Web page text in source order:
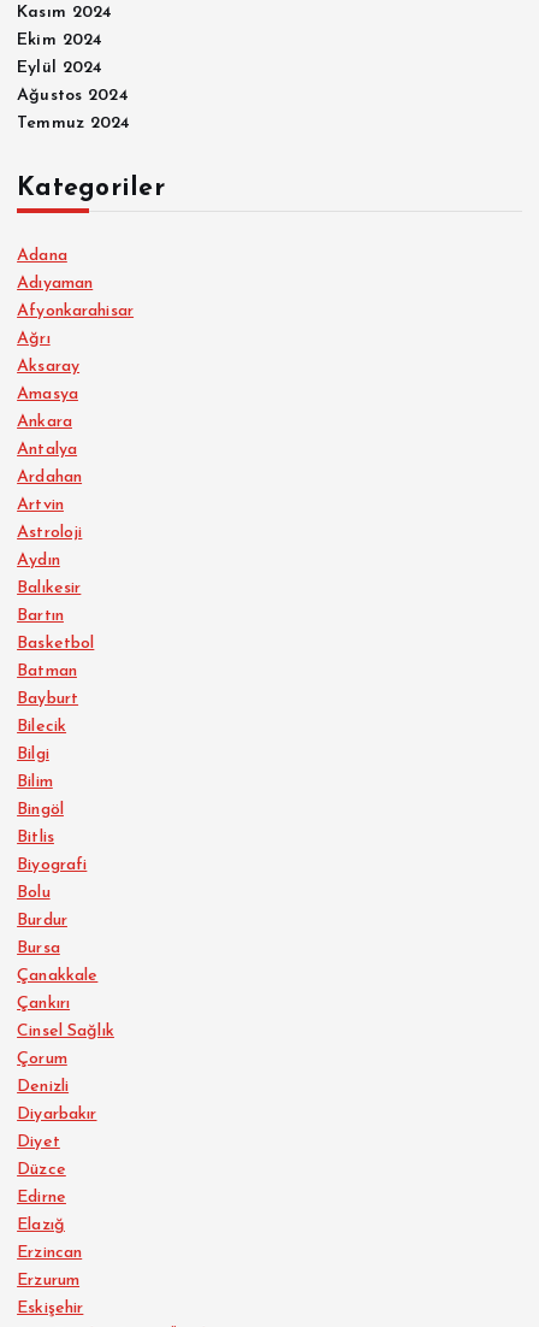
Kasım 2024
Ekim 2024
Eylül 2024
Ağustos 2024
Temmuz 2024
Kategoriler
Adana
Adıyaman
Afyonkarahisar
Ağrı
Aksaray
Amasya
Ankara
Antalya
Ardahan
Artvin
Astroloji
Aydın
Balıkesir
Bartın
Basketbol
Batman
Bayburt
Bilecik
Bilgi
Bilim
Bingöl
Bitlis
Biyografi
Bolu
Burdur
Bursa
Çanakkale
Çankırı
Cinsel Sağlık
Çorum
Denizli
Diyarbakır
Diyet
Düzce
Edirne
Elazığ
Erzincan
Erzurum
Eskişehir